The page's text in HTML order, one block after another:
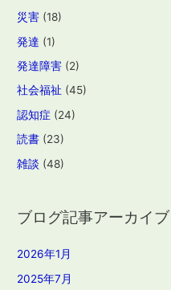
災害 (18)
発達 (1)
発達障害 (2)
社会福祉 (45)
認知症 (24)
読書 (23)
雑談 (48)
ブログ記事アーカイブ
2026年1月
2025年7月